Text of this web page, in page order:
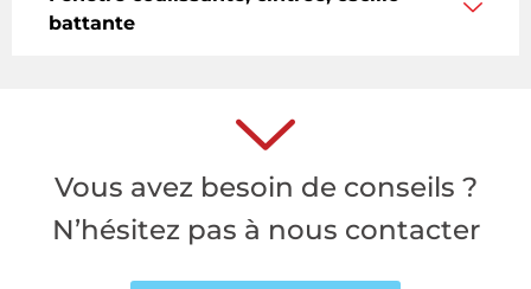
battante
Vous avez besoin de conseils ?
N’hésitez pas à nous contacter